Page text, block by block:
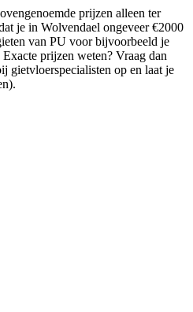
prijzen alleen ter
je in Wolvendael ongeveer €2000
van PU voor bijvoorbeeld je
prijzen weten? Vraag dan
gietvloerspecialisten op en laat je